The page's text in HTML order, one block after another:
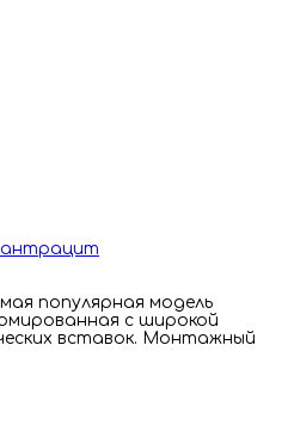
антрацит
популярная модель
с широкой
вставок. Монтажный